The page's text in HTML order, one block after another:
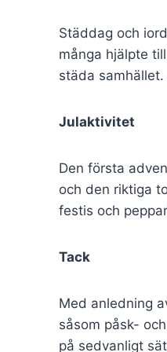
Städdag och
många hjälpte
städa
Julaktivitet
Den första
och den riktiga
festis och
Tack
Med anledning
såsom påsk-
på sedvanligt